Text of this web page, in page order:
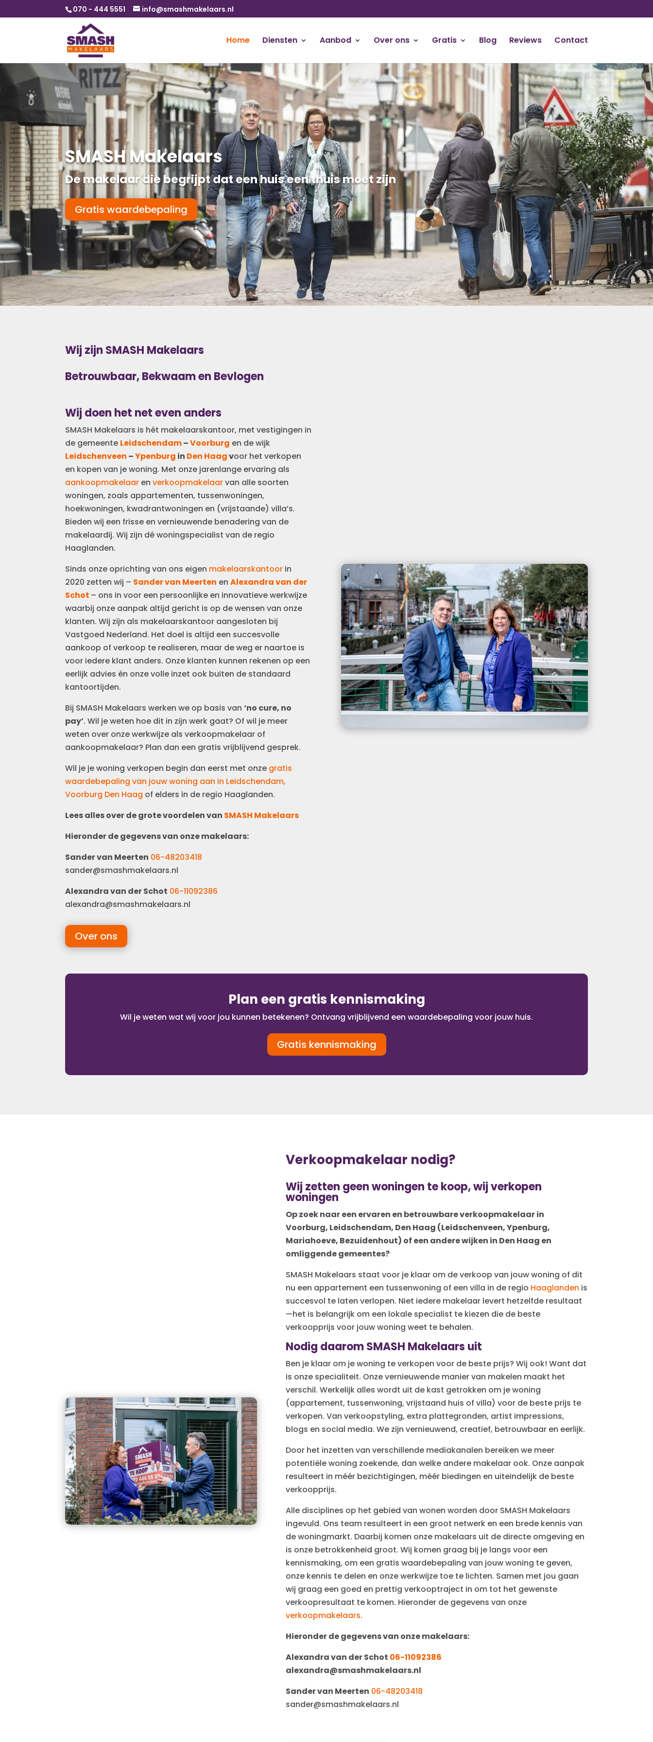
070 - 444 5551 info@smashmakelaars.nl
Home Diensten Aanbod Over ons Gratis Blog Reviews Contact
SMASH Makelaars
De makelaar die begrijpt dat een huis een thuis moet zijn
Gratis waardebepaling
Wij zijn SMASH Makelaars
Betrouwbaar, Bekwaam en Bevlogen
Wij doen het net even anders
SMASH Makelaars is hét makelaarskantoor, met vestigingen in
de gemeente Leidschendam–Voorburg en de wijk
Leidschenveen –Ypenburg in Den Haagvoor het verkopen
en kopen van je woning. Met onze jarenlange ervaring als
aankoopmakelaar enverkoopmakelaarvan alle soorten
woningen, zoals appartementen, tussenwoningen,
hoekwoningen, kwadrantwoningen en (vrijstaande) villa’s.
Bieden wij een frisse en vernieuwende benadering van de
makelaardij. Wij zijn dé woningspecialist van de regio
Haaglanden.
Sinds onze oprichting van ons eigen makelaarskantoor in
2020 zetten wij – Sander van Meerten enAlexandra van der
Schot – ons in voor een persoonlijke en innovatieve werkwijze
waarbij onze aanpak altijd gericht is op de wensen van onze
klanten. Wij zijn als makelaarskantoor aangesloten bij
Vastgoed Nederland. Het doel is altijd een succesvolle
aankoop of verkoop te realiseren, maar de weg er naartoe is
voor iedere klant anders. Onze klanten kunnen rekenen op een
eerlijk advies én onze volle inzet ook buiten de standaard
kantoortijden.
Bij SMASH Makelaars werken we op basis van‘no cure, no
pay’. Wil je weten hoe dit in zijn werk gaat? Of wil je meer
weten over onze werkwijze als verkoopmakelaar of
aankoopmakelaar? Plan dan een gratis vrijblijvend gesprek.
Wil je je woning verkopen begin dan eerst met onze gratis
waardebepaling van jouw woning aan in Leidschendam,
Voorburg Den Haag of elders in de regio Haaglanden.
Lees alles over de grote voordelen van SMASH Makelaars
Hieronder de gegevens van onze makelaars:
Sander van Meerten 06-48203418
sander@smashmakelaars.nl
Alexandra van der Schot 06-11092386
alexandra@smashmakelaars.nl
Over ons
Plan een gratis kennismaking
Wil je weten wat wij voor jou kunnen betekenen? Ontvang vrijblijvend een waardebepaling voor jouw huis.
Gratis kennismaking
Verkoopmakelaar nodig?
Wij zetten geen woningen te koop, wij verkopen
woningen
Op zoek naar een ervaren en betrouwbare verkoopmakelaar in
Voorburg, Leidschendam, Den Haag (Leidschenveen, Ypenburg,
Mariahoeve, Bezuidenhout) of een andere wijken in Den Haag en
omliggende gemeentes?
SMASH Makelaars staat voor je klaar om de verkoop van jouw woning of dit
nu een appartement een tussenwoning of een villa in de regio Haaglanden is
succesvol te laten verlopen. Niet iedere makelaar levert hetzelfde resultaat
—het is belangrijk om een lokale specialist te kiezen die de beste
verkoopprijs voor jouw woning weet te behalen.
Nodig daarom SMASH Makelaars uit
Ben je klaar om je woning te verkopen voor de beste prijs? Wij ook! Want dat
is onze specialiteit. Onze vernieuwende manier van makelen maakt het
verschil. Werkelijk alles wordt uit de kast getrokken om je woning
(appartement, tussenwoning, vrijstaand huis of villa) voor de beste prijs te
verkopen. Van verkoopstyling, extra plattegronden, artist impressions,
blogs en social media. We zijn vernieuwend, creatief, betrouwbaar en eerlijk.
Door het inzetten van verschillende mediakanalen bereiken we meer
potentiële woning zoekende, dan welke andere makelaar ook. Onze aanpak
resulteert in méér bezichtigingen, méér biedingen en uiteindelijk de beste
verkoopprijs.
Alle disciplines op het gebied van wonen worden door SMASH Makelaars
ingevuld. Ons team resulteert in een groot netwerk en een brede kennis van
de woningmarkt. Daarbij komen onze makelaars uit de directe omgeving en
is onze betrokkenheid groot. Wij komen graag bij je langs voor een
kennismaking, om een gratis waardebepaling van jouw woning te geven,
onze kennis te delen en onze werkwijze toe te lichten. Samen met jou gaan
wij graag een goed en prettig verkooptraject in om tot het gewenste
verkoopresultaat te komen. Hieronder de gegevens van onze
verkoopmakelaars.
Hieronder de gegevens van onze makelaars:
Alexandra van der Schot 06-11092386
alexandra@smashmakelaars.nl
Sander van Meerten 06-48203418
sander@smashmakelaars.nl